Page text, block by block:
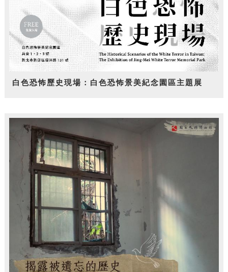
白色恐怖歷史現場：白色恐怖景美紀念園區主題展